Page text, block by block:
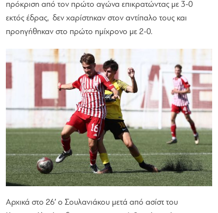
πρόκριση από τον πρώτο αγώνα επικρατώντας με 3-0
εκτός έδρας, δεν χαρίστηκαν στον αντίπαλο τους και
προηγήθηκαν στο πρώτο ημίχρονο με 2-0.
Αρχικά στο 26′ ο Σουλανιάκου μετά από ασίστ του